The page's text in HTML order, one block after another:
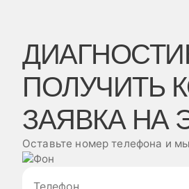
ПОЛУЧИТЬ
ЗАЯВКА НА
Оставьте номер телефона и